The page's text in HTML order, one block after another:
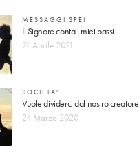
MESSAGGI SPEI
Il Signore conta i miei passi
21 Aprile 2021
SOCIETA'
Vuole dividerci dal nostro creatore
24 Marzo 2020